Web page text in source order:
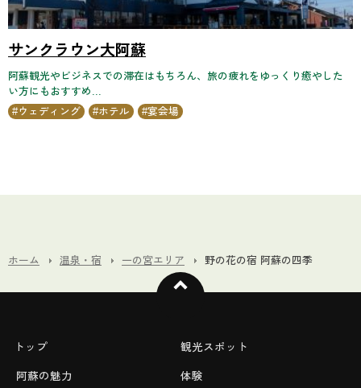
サンクラウン大阿蘇
阿蘇観光やビジネスでの滞在はもちろん、旅の疲れをゆっくり癒やした
い方にもおすすめ...
ウェディング
ホテル 宴会場
ホーム 温泉・宿 一の宮エリア 野の花の宿 阿蘇の四季
トップ
阿蘇の魅力
観光スポット
体験